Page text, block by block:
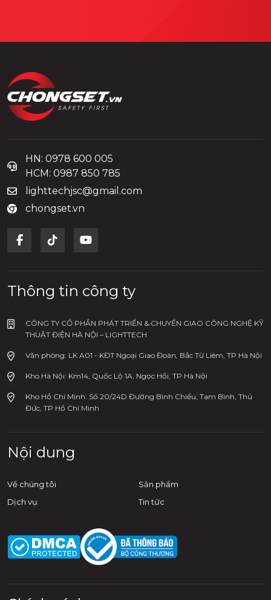
HN: 0978 600 005
HCM: 0987 850 785
lighttechjsc@gmail.com
chongset.vn
Thông tin công ty
CÔNG TY CỔ PHẦN PHÁT TRIỂN & CHUYỂN GIAO CÔNG NGHỆ KỸ
THUẬT ĐIỆN HÀ NỘI – LIGHTTECH
Văn phòng: LK A01 - KĐT Ngoại Giao Đoàn, Bắc Từ Liêm, TP Hà Nội
Kho Hà Nội: Km14, Quốc Lộ 1A, Ngọc Hồi, TP Hà Nội
Kho Hồ Chí Minh: Số 20/24D Đường Bình Chiểu, Tam Bình, Thủ
Đức, TP Hồ Chí Minh
Nội dung
Về chúng tôi
Sản phẩm
Dịch vụ
Tin tức